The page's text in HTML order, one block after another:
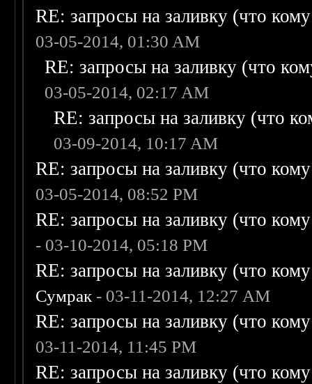
RE: запросы на заливку (что
03-05-2014, 01:30 AM
RE: запросы на заливку (что
03-05-2014, 02:17 AM
RE: запросы на заливку (что
03-09-2014, 10:17 AM
RE: запросы на заливку (что
03-05-2014, 08:52 PM
RE: запросы на заливку (что
- 03-10-2014, 05:18 PM
RE: запросы на заливку (что
Сумрак - 03-11-2014, 12:27 AM
RE: запросы на заливку (что
03-11-2014, 11:45 PM
RE: запросы на заливку (что